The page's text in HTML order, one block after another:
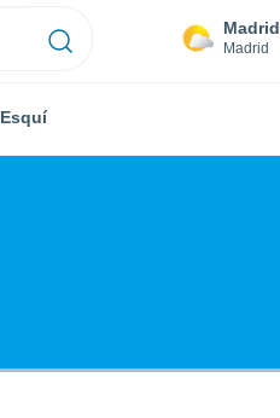
Madrid
Madrid
Esquí